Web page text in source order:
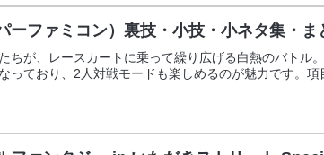
ーファミコン）裏技・小技・小ネタ集・ま
ちが、レースカートに乗って繰り広げる白熱のバトル
っており、2人対戦モードも楽しめるのが魅力です。